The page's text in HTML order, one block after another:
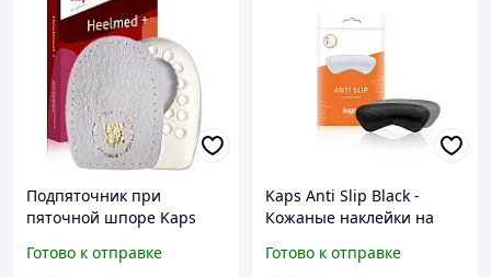
Подпяточник при
пяточной шпоре Kaps
Готово к отправке
Kaps Anti Slip Black -
Кожаные наклейки на
Готово к отправке